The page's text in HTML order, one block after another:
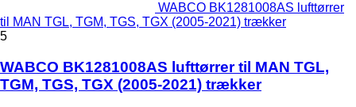
WABCO BK1281008AS lufttørrer
til MAN TGL, TGM, TGS, TGX (2005-2021) trækker
5
WABCO BK1281008AS lufttørrer til MAN TGL,
TGM, TGS, TGX (2005-2021) trækker